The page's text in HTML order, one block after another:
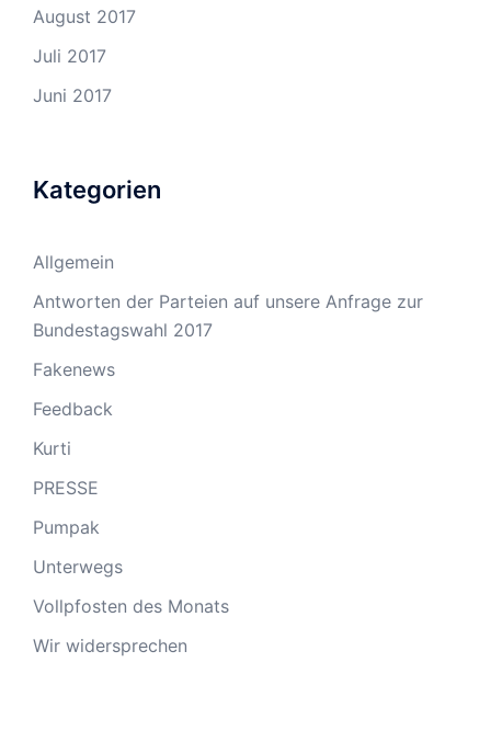
August 2017
Juli 2017
Juni 2017
Kategorien
Allgemein
Antworten der Parteien auf unsere Anfrage zur
Bundestagswahl 2017
Fakenews
Feedback
Kurti
PRESSE
Pumpak
Unterwegs
Vollpfosten des Monats
Wir widersprechen